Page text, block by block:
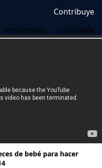
Contribuye
PERIODISMO ECONOMÍA
de bebé para hacer